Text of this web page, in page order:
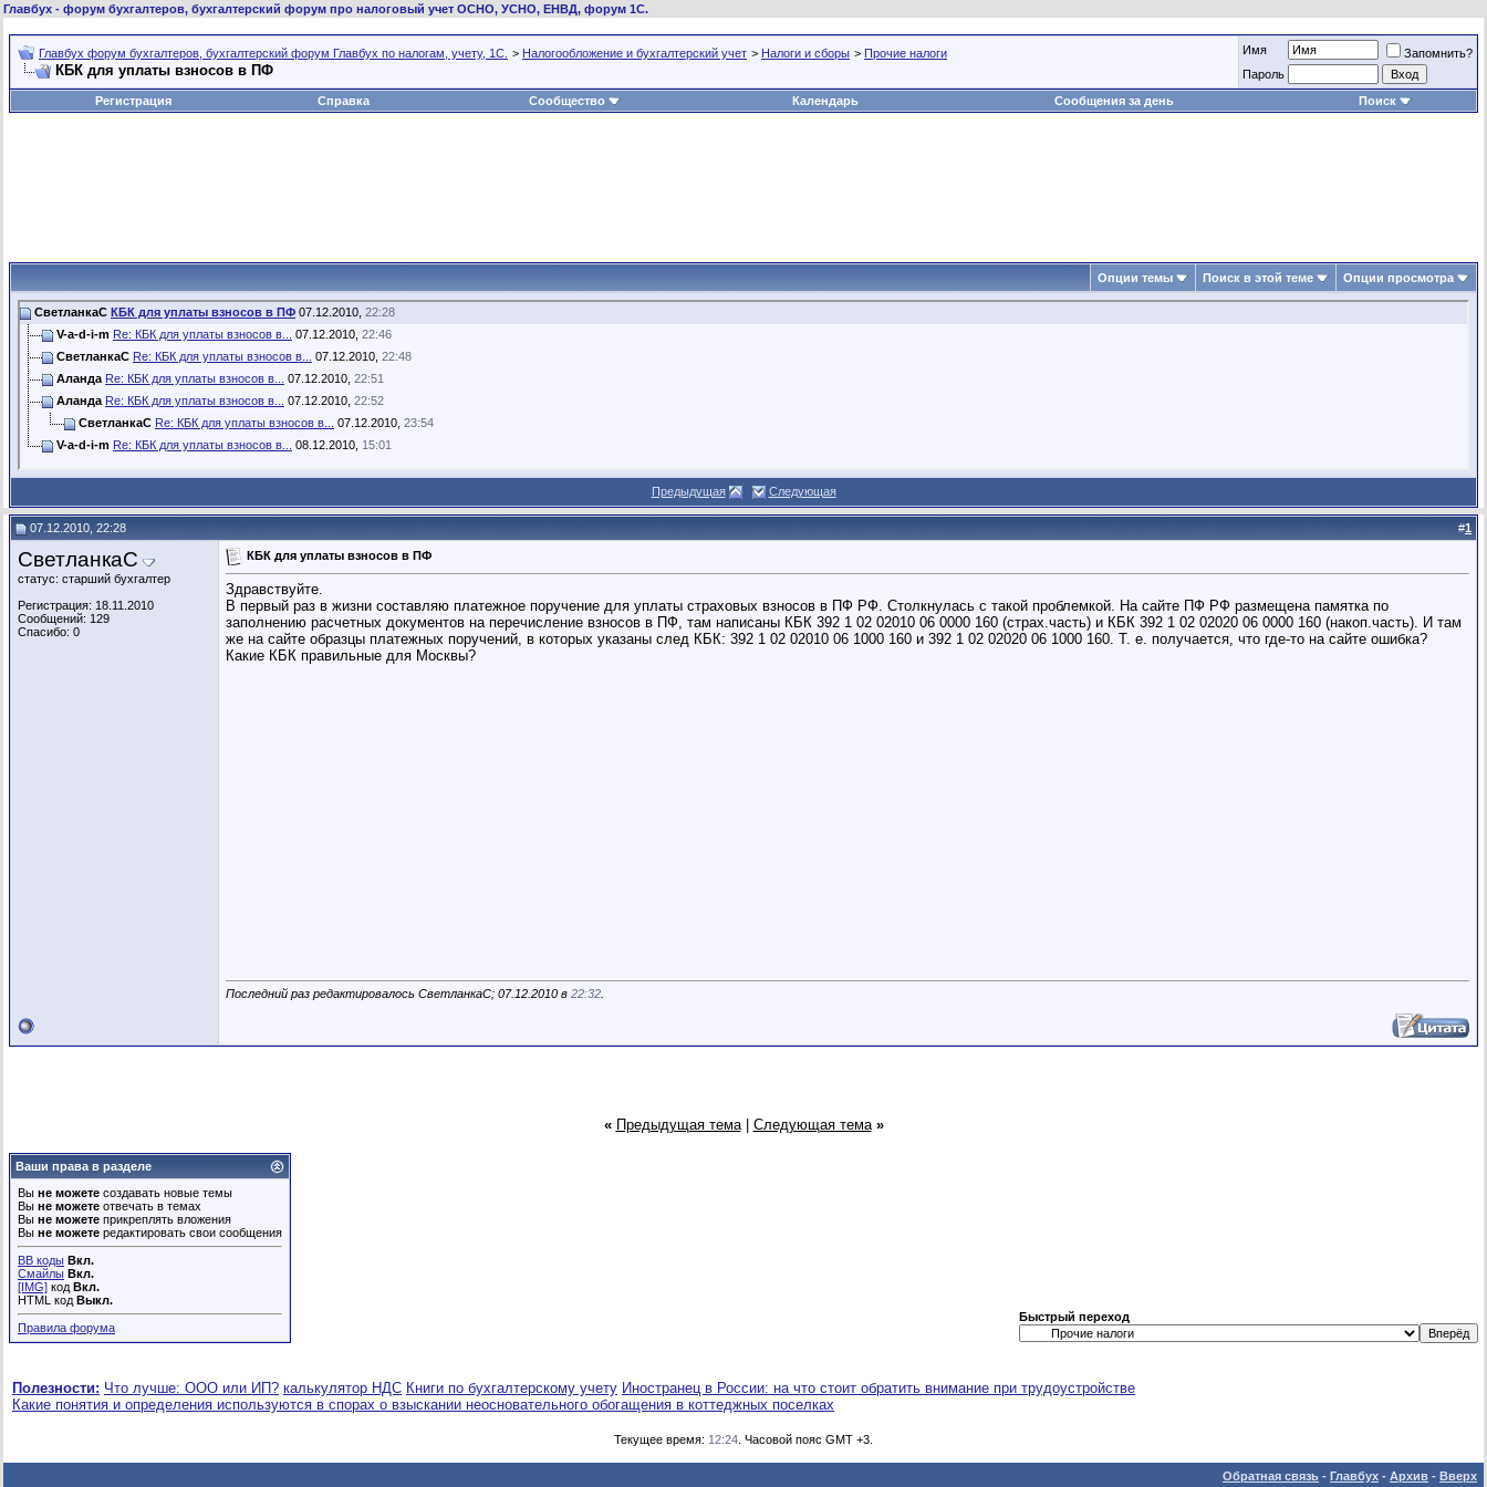
Главбух - форум бухгалтеров, бухгалтерский форум про налоговый учет ОСНО, УСНО, ЕНВД, форум 1С.
Главбух форум бухгалтеров, бухгалтерский форум Главбух по налогам, учету, 1С. > Налогообложение и бухгалтерский учет > Налоги и сборы > Прочие налоги
КБК для уплаты взносов в ПФ
Имя
Запомнить?
Пароль
Регистрация
Справка Сообщество Календарь Сообщения за день Поиск
Опции темы Поиск в этой теме Опции просмотра
СветланкаС КБК для уплаты взносов в ПФ 07.12.2010, 22:28
V-a-d-i-m Re: КБК для уплаты взносов в... 07.12.2010, 22:46
СветланкаС Re: КБК для уплаты взносов в... 07.12.2010, 22:48
Аланда Re: КБК для уплаты взносов в... 07.12.2010, 22:51
Аланда Re: КБК для уплаты взносов в... 07.12.2010, 22:52
СветланкаС Re: КБК для уплаты взносов в... 07.12.2010, 23:54
V-a-d-i-m Re: КБК для уплаты взносов в... 08.12.2010, 15:01
Предыдущая Следующая
07.12.2010, 22:28 #1
СветланкаС
статус: старший бухгалтер
Регистрация: 18.11.2010
Сообщений: 129
Спасибо: 0
КБК для уплаты взносов в ПФ
Здравствуйте.
В первый раз в жизни составляю платежное поручение для уплаты страховых взносов в ПФ РФ. Столкнулась с такой проблемкой. На сайте ПФ РФ размещена памятка по
заполнению расчетных документов на перечисление взносов в ПФ, там написаны КБК 392 1 02 02010 06 0000 160 (страх.часть) и КБК 392 1 02 02020 06 0000 160 (накоп.часть). И там
же на сайте образцы платежных поручений, в которых указаны след КБК: 392 1 02 02010 06 1000 160 и 392 1 02 02020 06 1000 160. Т. е. получается, что где-то на сайте ошибка?
Какие КБК правильные для Москвы?
Последний раз редактировалось СветланкаС; 07.12.2010 в 22:32
« Предыдущая тема| Следующая тема »
Ваши права в разделе
Вы не можете создавать новые темы
Вы не можете отвечать в темах
Вы не можете прикреплять вложения
Вы не можете редактировать свои сообщения
BB коды Вкл.
Смайлы Вкл.
[IMG] код Вкл.
HTML код Выкл.
Правила форума
Быстрый переход
Полезности: Что лучше: ООО или ИП? калькулятор НДС Книги по бухгалтерскому учету Иностранец в России: на что стоит обратить внимание при трудоустройстве
Какие понятия и определения используются в спорах о взыскании неосновательного обогащения в коттеджных поселках
Текущее время: 12:24 . Часовой пояс GMT +3.
Обратная связь - Главбух - Архив - Вверх